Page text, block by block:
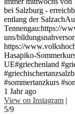
bei Salzburg -
entlang der
Tennengau:https://
uns/
https://
Hasapiko-
UE#griechenland
#sommertanzkurs
1 Jahr ago
View on Instagram |
5/9